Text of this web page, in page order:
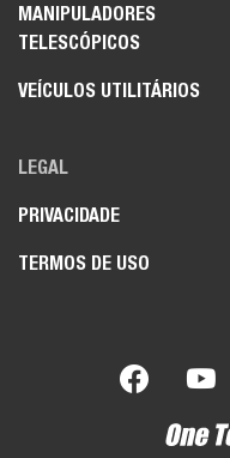
MANIPULADORES
TELESCÓPICOS
VEÍCULOS UTILITÁRIOS
LEGAL
PRIVACIDADE
TERMOS DE USO